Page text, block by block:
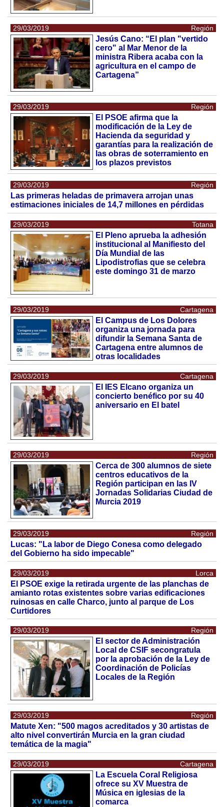
29/03/2019 Región
Jesús Cano: “El plan "vertido
cero" al Mar Menor de la
ministra Ribera acaba con la
agricultura en el campo de
Cartagena”
29/03/2019 Región
El PSOE afirma que la
modificación de la Ley de
Hacienda da seguridad y
garantías para la realización de
las obras de soterramiento en
los plazos previstos
29/03/2019 Región
Las primeras heladas de primavera arrojan unas
estimaciones iniciales de 14,7 millones en pérdidas
29/03/2019 Totana
El Pleno aprueba la adhesión
institucional al Manifiesto del
Día Mundial de las
Lipodistrofias que se celebra
este domingo 31 de marzo
29/03/2019 Cartagena
El Campus de Los Dolores
organiza una jornada para
difundir la Semana Santa de
Cartagena entre alumnos de
otras localidades
29/03/2019 Cartagena
El IES Elcano organiza un
concierto benéfico por su 40
aniversario en El batel
29/03/2019 Región
Cerca de 300 alumnos de siete
centros educativos de la
Región participan en las IV
Jornadas Solidarias Ciudad de
Murcia 2019
29/03/2019 Región
Lucas: "La labor de Diego Conesa como delegado
del Gobierno ha sido impecable"
29/03/2019 Lorca
El PSOE exige la retirada urgente de las planchas de
amianto rotas existentes sobre varias edificaciones
ruinosas en calle Charco, junto al parque de Los
Curtidores
29/03/2019 Región
El sector de Administración
Local de CSIF secongratula
por la aprobación de la Ley de
Coordinación de Policías
Locales de la Región
29/03/2019 Región
Matute Xen: "500 magos acreditados y 30 artistas de
alto nivel convertirán Murcia en la gran ciudad
temática de la magia"
29/03/2019 Cartagena
La Escuela Coral Religiosa
ofrece su XV Muestra de
Música en iglesias de la
comarca